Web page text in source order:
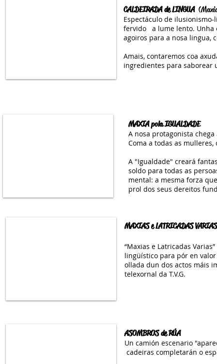
CALDEIRADA de LINGUA
Espectáculo de
fervido a lume lento. Unha
agoiros para a nosa lingua,
Amais, contaremos coa
ingredientes para saborear
MAXIA pola IGUALDADE
A nosa protagonista
Coma a todas as
A "Igualdade" creará
soldo para todas as
mental: a mesma forza
prol dos seus dereitos
MAXIAS e LATRICADAS
“Maxias e Latricadas
lingüístico para pór en
ollada dun dos actos máis
telexornal da T.V.G.
ASOMBROS de RÚA
Un camión escenario
cadeiras completarán o